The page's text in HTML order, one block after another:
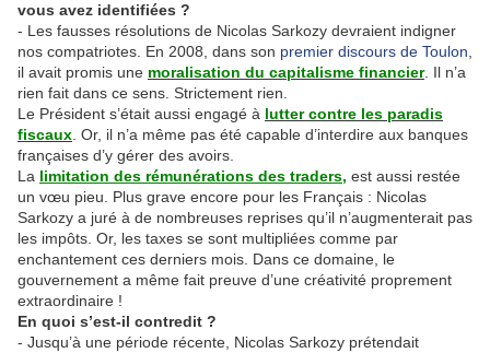
vous avez identifiées ?
- Les fausses résolutions de Nicolas Sarkozy devraient indigner
nos compatriotes. En 2008, dans son premier discours de Toulon
il avait promis une moralisation du capitalisme financier. Il n’a
rien fait dans ce sens. Strictement rien.
Le Président s’était aussi engagé à lutter contre les paradis
fiscaux . Or, il n’a même pas été capable d’interdire aux banques
françaises d’y gérer des avoirs.
La limitation des rémunérations des traders, est aussi restée
un vœu pieu. Plus grave encore pour les Français : Nicolas
Sarkozy a juré à de nombreuses reprises qu’il n’augmenterait pas
les impôts. Or, les taxes se sont multipliées comme par
enchantement ces derniers mois. Dans ce domaine, le
gouvernement a même fait preuve d’une créativité proprement
extraordinaire !
En quoi s’est-il contredit ?
- Jusqu’à une période récente, Nicolas Sarkozy prétendait